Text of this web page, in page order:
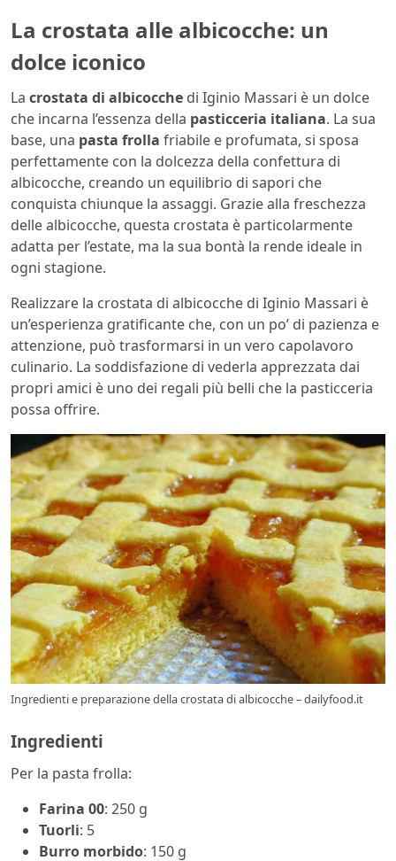
La crostata alle albicocche: un
dolce iconico
La crostata di albicocche di Iginio Massari è un dolce
che incarna l’essenza della pasticceria italiana. La sua
base, una pasta frolla friabile e profumata, si sposa
perfettamente con la dolcezza della confettura di
albicocche, creando un equilibrio di sapori che
conquista chiunque la assaggi. Grazie alla freschezza
delle albicocche, questa crostata è particolarmente
adatta per l’estate, ma la sua bontà la rende ideale in
ogni stagione.
Realizzare la crostata di albicocche di Iginio Massari è
un’esperienza gratificante che, con un po’ di pazienza e
attenzione, può trasformarsi in un vero capolavoro
culinario. La soddisfazione di vederla apprezzata dai
propri amici è uno dei regali più belli che la pasticceria
possa offrire.
Ingredienti e preparazione della crostata di albicocche – dailyfood.it
Ingredienti
Per la pasta frolla:
Farina 00: 250 g
Tuorli: 5
Burro morbido: 150 g